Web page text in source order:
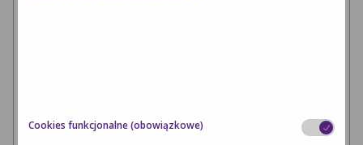
Cookies funkcjonalne (obowiązkowe)